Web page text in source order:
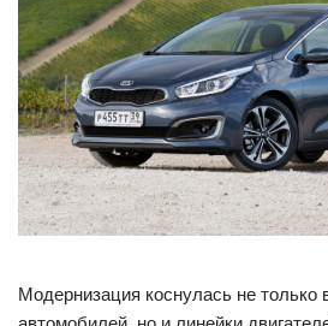
Модернизация коснулась не только